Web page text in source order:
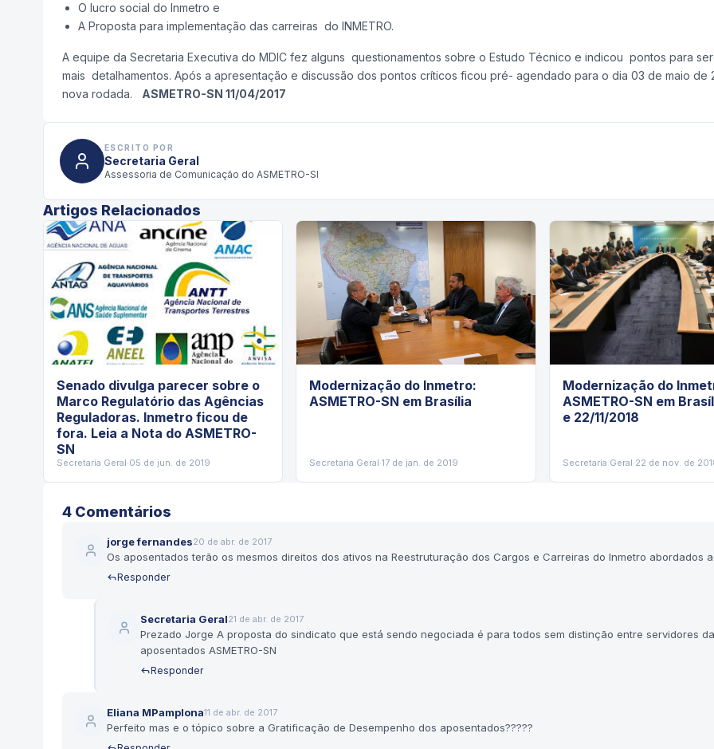
O lucro social do Inmetro e
A Proposta para implementação das carreiras do INMETRO.
A equipe da Secretaria Executiva do MDIC fez alguns questionamentos sobre o Estudo Técnico e indicou pontos para
mais detalhamentos. Após a apresentação e discussão dos pontos críticos ficou pré- agendado para o dia 03 de maio de
nova rodada. ASMETRO-SN 11/04/2017
ESCRITO POR
Secretaria Geral
Assessoria de Comunicação do ASMETRO-SI
Artigos Relacionados
Senado divulga parecer sobre o
Marco Regulatório das Agências
Reguladoras. Inmetro ficou de
fora. Leia a Nota do ASMETRO-
SN
Secretaria Geral·05 de jun. de 2019
Modernização do Inmetro:
ASMETRO-SN em Brasília
Secretaria Geral·17 de jan. de 2019
Modernização do
ASMETRO-SN em
e 22/11/2018
Secretaria Geral·22 de nov. de
4Comentários
jorge fernandes20 de abr. de 2017
Os aposentados terão os mesmos direitos dos ativos na Reestruturação dos Cargos e Carreiras do Inmetro abordados
Responder
Secretaria Geral21 de abr. de 2017
Prezado Jorge A proposta do sindicato que está sendo negociada é para todos sem distinção entre servidores
aposentados ASMETRO-SN
Responder
Eliana MPamplona11 de abr. de 2017
Perfeito mas e o tópico sobre a Gratificação de Desempenho dos aposentados?????